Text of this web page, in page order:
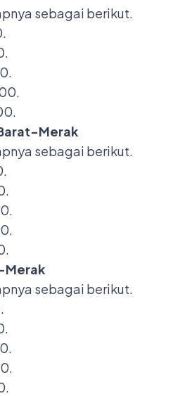
sebagai berikut.
Merak
sebagai berikut.
Merak
sebagai berikut.